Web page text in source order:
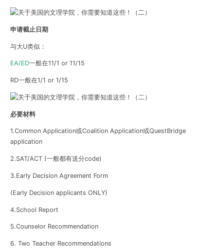
申请截止日期
与大U类似：
EA/ED一般在11/1 or 11/15
RD一般在1/1 or 1/15
必要材料
1.Common Application或Coalition Application或QuestBridge
application
2.SAT/ACT (一般都有送分code)
3.Early Decision Agreement Form
(Early Decision applicants ONLY)
4.School Report
5.Counselor Recommendation
6. Two Teacher Recommendations